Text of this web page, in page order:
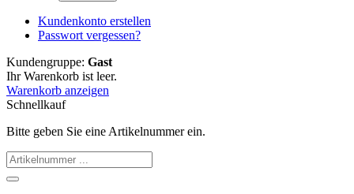
Kundenkonto erstellen
Passwort vergessen?
Kundengruppe: Gast
Ihr Warenkorb ist leer.
Warenkorb anzeigen
Schnellkauf
Bitte geben Sie eine Artikelnummer ein.